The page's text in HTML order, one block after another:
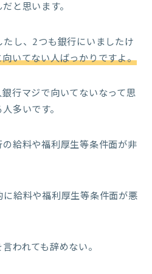
と思います。
し、2つも銀行にいましたけ
いてない人ばっかりですよ。
行マジで向いてないなって思
多いです。
給料や福利厚生等条件面が非
給料や福利厚生等条件面が悪
われても辞めない。